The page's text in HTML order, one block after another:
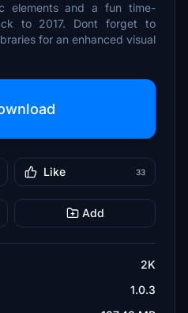
elements and a fun time-
to 2017. Dont forget to
for an enhanced visual
Like 33
Add
2K
1.0.3